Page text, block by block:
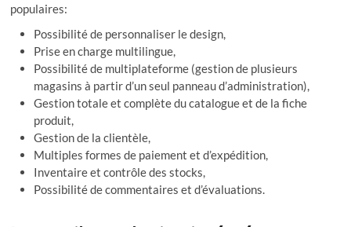
populaires:
Possibilité de personnaliser le design,
Prise en charge multilingue,
Possibilité de multiplateforme (gestion de plusieurs
magasins à partir d’un seul panneau d’administration),
Gestion totale et complète du catalogue et de la fiche
produit,
Gestion de la clientèle,
Multiples formes de paiement et d’expédition,
Inventaire et contrôle des stocks,
Possibilité de commentaires et d’évaluations.